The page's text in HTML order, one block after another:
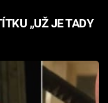
„UŽ JE TADY